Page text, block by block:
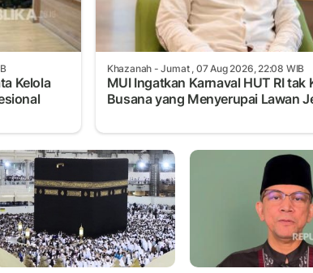
Kelola
Khazanah - Jumat , 07 Aug 2026, 22:08 WIB
MUI Ingatkan Karnaval HUT RI tak
Busana yang Menyerupai Lawan